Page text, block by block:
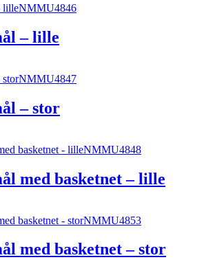
NMMU4846
– lille
NMMU4847
– stor
NMMU4848
med basketnet – lille
NMMU4853
med basketnet – stor